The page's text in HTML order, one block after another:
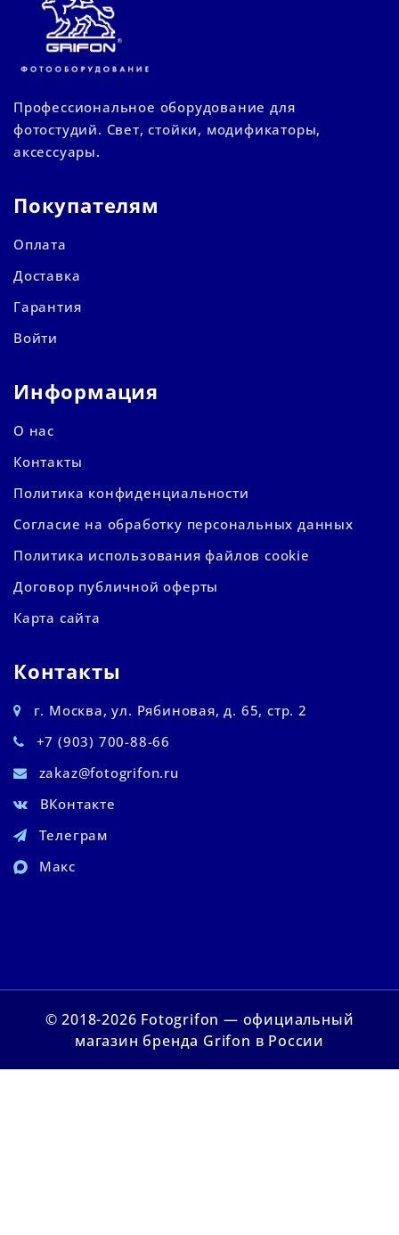
Профессиональное оборудование для
фотостудий. Свет, стойки, модификаторы,
аксессуары.
Покупателям
Оплата
Доставка
Гарантия
Войти
Информация
О нас
Контакты
Политика конфиденциальности
Согласие на обработку персональных данных
Политика использования файлов cookie
Договор публичной оферты
Карта сайта
Контакты
г. Москва, ул. Рябиновая, д. 65, стр. 2
+7 (903) 700-88-66
zakaz@fotogrifon.ru
ВКонтакте
Телеграм
Макс
© 2018-2026 Fotogrifon — официальный
магазин бренда Grifon в России